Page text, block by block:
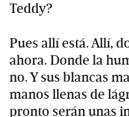
Teddy?
Pues allí está. Allí,
ahora. Donde la
no. Y sus blancas
manos llenas de
pronto serán unas